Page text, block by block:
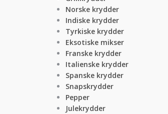
Norske krydder
Indiske krydder
Tyrkiske krydder
Eksotiske mikser
Franske krydder
Italienske krydder
Spanske krydder
Snapskrydder
Pepper
Julekrydder